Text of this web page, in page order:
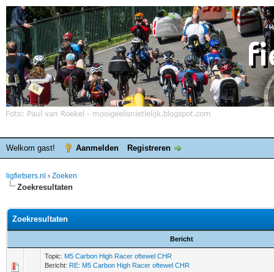
Welkom gast! Aanmelden Registreren
ligfietsers.nl › Zoeken
Zoekresultaten
Zoekresultaten
Bericht
Topic: M5 Carbon High Racer oftewel CHR
Bericht: RE: M5 Carbon High Racer oftewel CHR